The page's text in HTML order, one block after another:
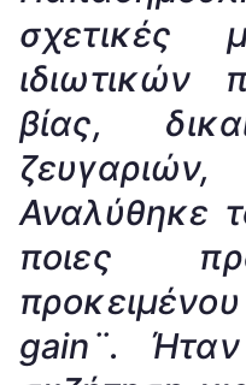
σχετικές
ιδιωτικών
βίας,
Αναλύθηκε
ποιες
προκειμένo
gain ¨. Ήταν